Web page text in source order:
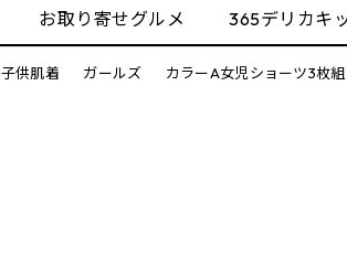
お取り寄せグルメ 365デリカキ
子供肌着 ガールズ カラーA女児ショーツ3枚組